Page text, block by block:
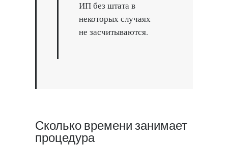
ИП без штата в
некоторых случаях
не засчитываются.
Сколько времени занимает
процедура